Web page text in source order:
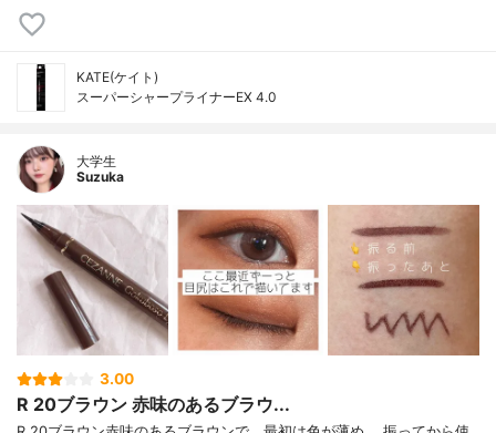
KATE(ケイト)
スーパーシャープライナーEX 4.0
大学生
Suzuka
3.00
R 20ブラウン 赤味のあるブラウ...